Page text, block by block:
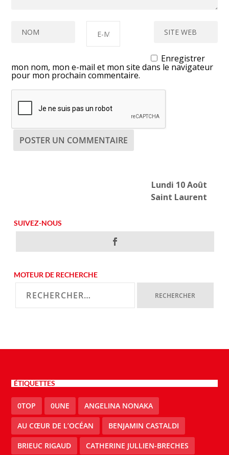
Enregistrer
mon nom, mon e-mail et mon site dans le navigateur
pour mon prochain commentaire.
Lundi 10 Août
Saint Laurent
SUIVEZ-NOUS
MOTEUR DE RECHERCHE
ÉTIQUETTES
0TOP 0UNE ANGELINA NONAKA
AU CŒUR DE L’OCÉAN BENJAMIN CASTALDI
BRIEUC RIGAUD CATHERINE JULLIEN-BRECHES